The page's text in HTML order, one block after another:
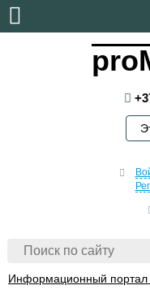
Информационный портал